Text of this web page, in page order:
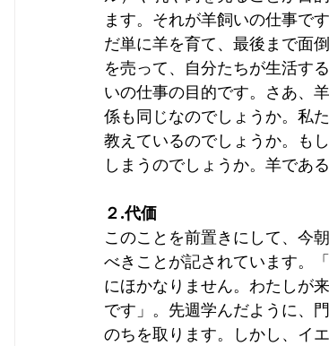
ます。それが羊飼いの仕事で
だ単に羊を育て、最後まで面
を売って、自分たちが生活す
いの仕事の目的です。さあ、
係も同じなのでしょうか。私
教えているのでしょうか。も
しまうのでしょうか。羊であ
２.代価
このことを前置きにして、今
べきことが記されています。
にほかなりません。わたしが
です」。先週学んだように、
のちを取ります。しかし、イ